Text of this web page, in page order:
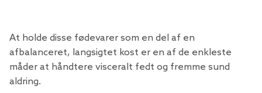
At holde disse fødevarer som en del af en
afbalanceret, langsigtet kost er en af ​​de enkleste
måder at håndtere visceralt fedt og fremme sund
aldring.